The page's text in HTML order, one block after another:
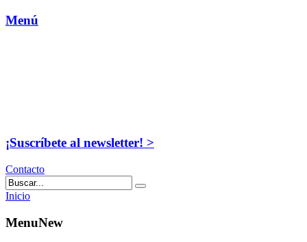
Menú
¡Suscríbete al newsletter! >
Contacto
Inicio
MenuNew